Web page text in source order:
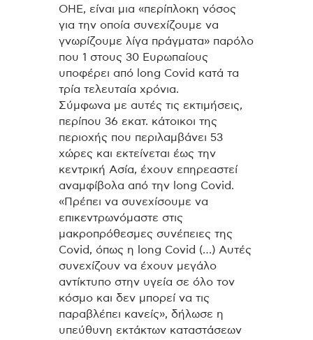
ΟΗΕ, είναι μια «περίπλοκη νόσος
για την οποία συνεχίζουμε να
γνωρίζουμε λίγα πράγματα» παρόλο
που 1 στους 30 Ευρωπαίους
υποφέρει από long Covid κατά τα
τρία τελευταία χρόνια.
Σύμφωνα με αυτές τις εκτιμήσεις,
περίπου 36 εκατ. κάτοικοι της
περιοχής που περιλαμβάνει 53
χώρες και εκτείνεται έως την
κεντρική Ασία, έχουν επηρεαστεί
αναμφίβολα από την long Covid.
«Πρέπει να συνεχίσουμε να
επικεντρωνόμαστε στις
μακροπρόθεσμες συνέπειες της
Covid, όπως η long Covid (…) Αυτές
συνεχίζουν να έχουν μεγάλο
αντίκτυπο στην υγεία σε όλο τον
κόσμο και δεν μπορεί να τις
παραβλέπει κανείς», δήλωσε η
υπεύθυνη εκτάκτων καταστάσεων